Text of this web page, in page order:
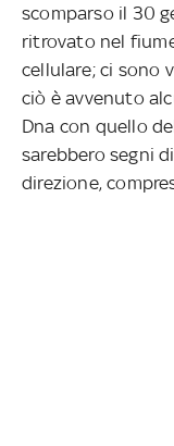
scomparso il 30
ritrovato nel
cellulare; ci sono
ciò è avvenuto
Dna con quello
sarebbero segni
direzione,